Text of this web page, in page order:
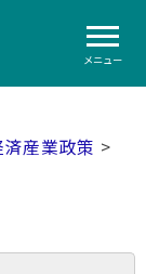
メニュー
済産業政策 >